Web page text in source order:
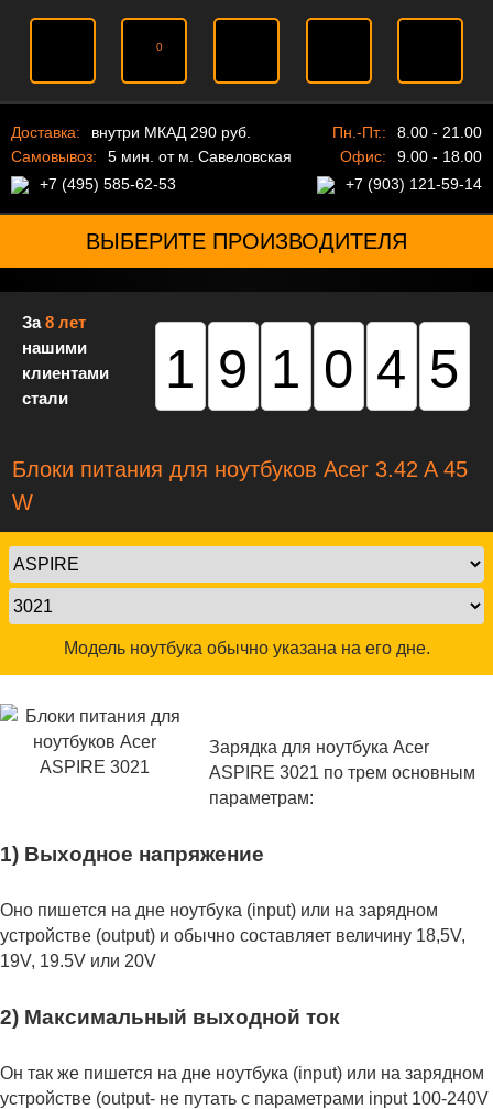
0
Доставка:
внутри МКАД 290 руб.
Самовывоз:
5 мин. от м. Савеловская
+7 (495) 585-62-53
Пн.-Пт.:
8.00 - 21.00
Офис:
9.00 - 18.00
+7 (903) 121-59-14
ВЫБЕРИТЕ ПРОИЗВОДИТЕЛЯ
За8 лет
нашими
клиентами
стали
191045
Блоки питания для ноутбуков Acer 3.42 A 45
W
Модель ноутбука обычно указана на его дне.
Зарядка для ноутбука Acer
ASPIRE 3021 по трем основным
параметрам:
1) Выходное напряжение
Оно пишется на дне ноутбука (input) или на зарядном
устройстве (output) и обычно составляет величину 18,5V,
19V, 19.5V или 20V
2) Максимальный выходной ток
Он так же пишется на дне ноутбука (input) или на зарядном
устройстве (output- не путать с параметрами input 100-240V